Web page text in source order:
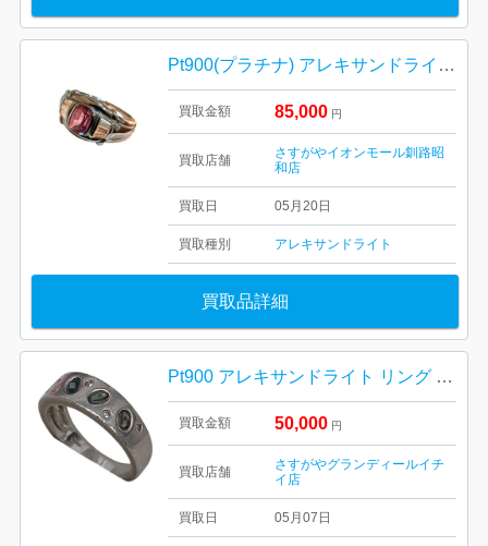
Pt900(プラチナ) アレキサンドライト2.3ct メレ0.3ct リング
買取金額 85,000 円
買取店舗
さすがやイオンモール釧路昭
和店
買取日 05月20日
買取種別 アレキサンドライト
買取品詳細
Pt900 アレキサンドライト リング お買取り
買取金額 50,000 円
買取店舗
さすがやグランディールイチ
イ店
買取日 05月07日